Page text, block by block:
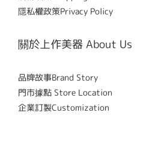
隱私權政策Privacy Policy
關於上作美器 About Us
品牌故事Brand Story
門市據點 Store Location
企業訂製Customization